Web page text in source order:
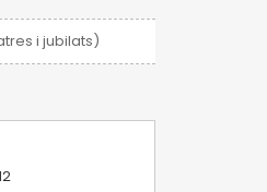
i jubilats)